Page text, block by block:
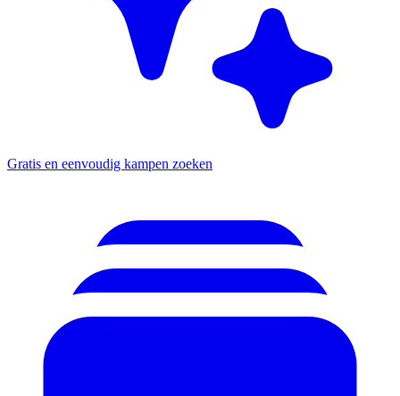
Gratis en eenvoudig kampen zoeken